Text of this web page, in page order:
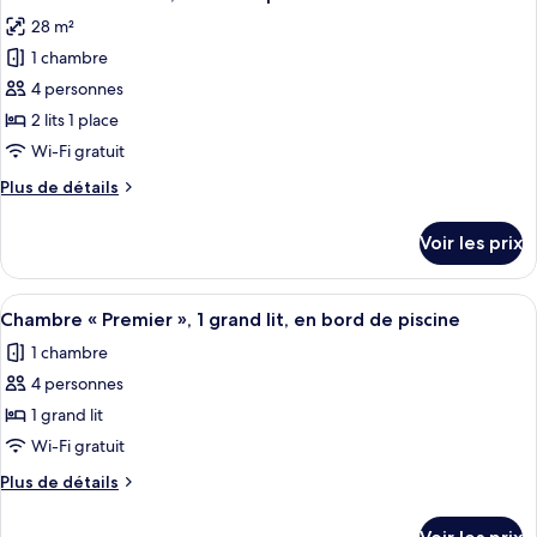
2
lits
une
place,
niveau
Exécutif
Chambre
Premier
»,
2
lits
une
place,
les
photos
pour
ce
type
chambre :
2
lits
une
place
28 m²
1 chambre
4 personnes
2 lits 1 place
Wi-Fi gratuit
Plus de détails
Plus
le
type
de
Chambre
Standard,
lits
une
Voir les prix
Afficher
toutes
les
photos
pour
ce
type
de
Chambre « Premier », 1 grand lit, en
14
Chambre « Premier », 1 grand lit, en bord de piscine
1 chambre
4 personnes
1 grand lit
Wi-Fi gratuit
Plus de détails
Plus